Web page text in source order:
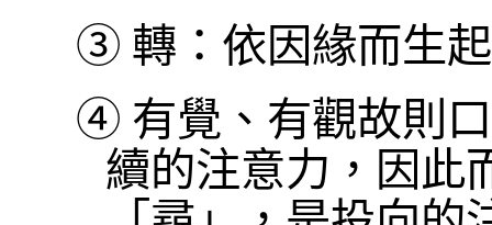
③ 轉：依因緣而生
④ 有覺、有觀故則
續的注意力，因此